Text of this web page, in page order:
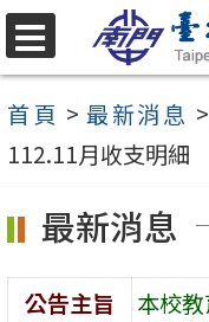
跳
至
主
要
容
選
單
首頁 >最新消息
112.11月收支明細
最新消息
公告主旨
本校